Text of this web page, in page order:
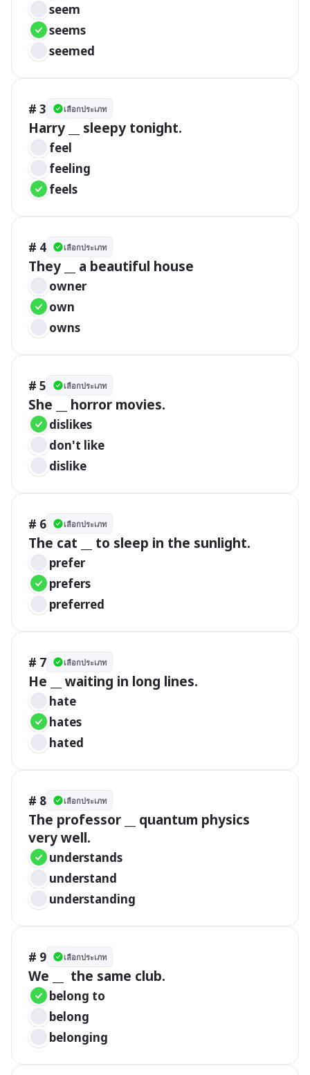
seem
seems
seemed
# 3 เลือกประเภท
Harry __ sleepy tonight.
feel
feeling
feels
# 4 เลือกประเภท
They __ a beautiful house
owner
own
owns
# 5 เลือกประเภท
She __ horror movies.
dislikes
don't like
dislike
# 6 เลือกประเภท
The cat __ to sleep in the sunlight.
prefer
prefers
preferred
# 7 เลือกประเภท
He __ waiting in long lines.
hate
hates
hated
# 8 เลือกประเภท
The professor __ quantum physics
very well.
understands
understand
understanding
# 9 เลือกประเภท
We __  the same club.
belong to
belong
belonging